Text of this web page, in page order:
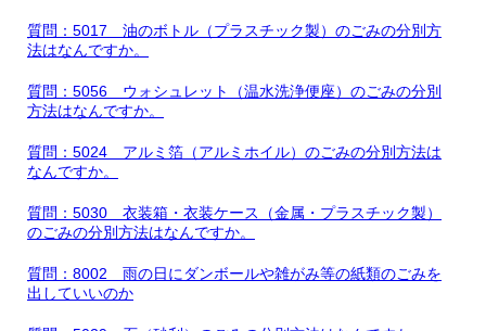
質問：5017 油のボトル（プラスチック製）のごみの分別方
法はなんですか。
質問：5056 ウォシュレット（温水洗浄便座）のごみの分別
方法はなんですか。
質問：5024 アルミ箔（アルミホイル）のごみの分別方法は
なんですか。
質問：5030 衣装箱・衣装ケース（金属・プラスチック製）
のごみの分別方法はなんですか。
質問：8002 雨の日にダンボールや雑がみ等の紙類のごみを
出していいのか